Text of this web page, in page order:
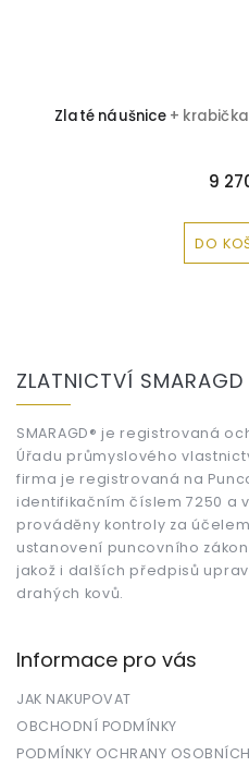
Zlaté náušnice +
9
DO
ZLATNICTVÍ SMARAGD
SMARAGD® je registrovaná
Úřadu průmyslového
firma je registrovaná na
identifikačním číslem 7250 a
prováděny kontroly za
ustanovení puncovního
jakož i dalších předpisů
drahých kovů.
Informace pro vás
JAK NAKUPOVAT
OBCHODNÍ PODMÍNKY
PODMÍNKY OCHRANY